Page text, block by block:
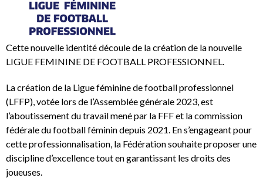
Cette nouvelle identité découle de la création de la nouvelle
LIGUE FEMININE DE FOOTBALL PROFESSIONNEL.
La création de la Ligue féminine de football professionnel
(LFFP), votée lors de l’Assemblée générale 2023, est
l’aboutissement du travail mené par la FFF et la commission
fédérale du football féminin depuis 2021. En s’engageant pour
cette professionnalisation, la Fédération souhaite proposer une
discipline d’excellence tout en garantissant les droits des
joueuses.